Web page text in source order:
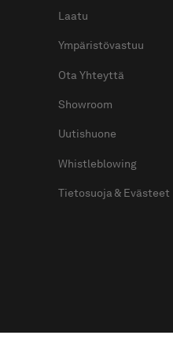
Laatu
Ympäristövastuu
Ota Yhteyttä
Showroom
Uutishuone
Whistleblowing
Tietosuoja & Evästeet